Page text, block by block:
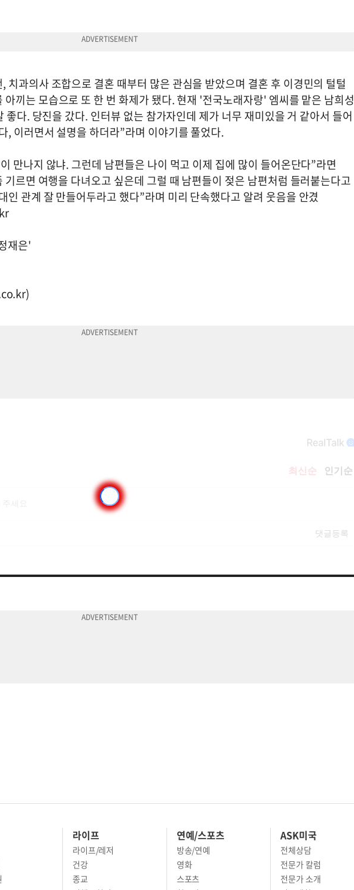
치과의사 조합으로 결혼 때부터 많은 관심을 받았으며 결혼 후 이경민의 털털
끼는 모습으로 또 한 번 화제가 됐다. 현재 '전국노래자랑' 엠씨를 맡은 남희성
좋다. 당진을 갔다. 인터뷰 없는 참가자인데 제가 너무 재미있을 거 같아서 들어
, 이러면서 설명을 하더라”라며 이야기를 풀었다.
만나지 않냐. 그런데 남편들은 나이 먹고 이제 집에 많이 들어온단다”라면
기르면 여행을 다녀오고 싶은데 그럴 때 남편들이 젖은 남편처럼 들러붙는다고
인 관계 잘 만들어두라고 했다”라며 미리 단속했다고 알려 웃음을 안겼
재은'
)
라이프
라이프/레저
연예/스포츠
방송/연예
ASK미국
전체상담